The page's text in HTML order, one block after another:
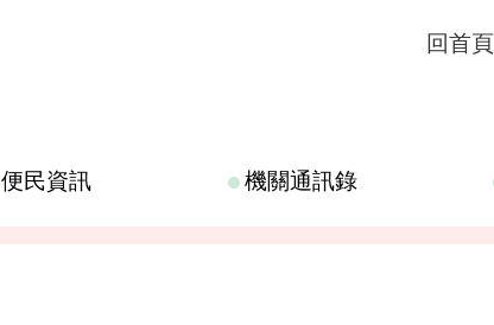
回首頁
便民資訊 機關通訊錄